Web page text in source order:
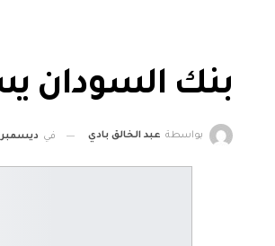
بنك السودان
بواسطة عبد الخالق بادي في ديسمبر 31, 2024